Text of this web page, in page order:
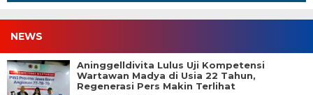
NEWS
Aninggelldivita Lulus Uji Kompetensi
Wartawan Madya di Usia 22 Tahun,
Regenerasi Pers Makin Terlihat